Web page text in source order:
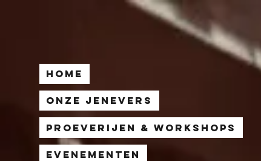
Home
Onze Jenevers
Proeverijen & Workshops
Evenementen